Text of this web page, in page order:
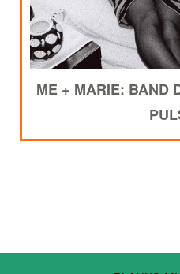
ME + MARIE: BAND